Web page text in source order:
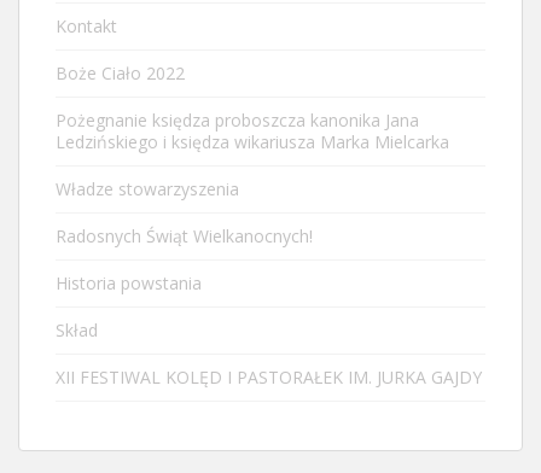
Kontakt
Boże Ciało 2022
Pożegnanie księdza proboszcza kanonika Jana
Ledzińskiego i księdza wikariusza Marka Mielcarka
Władze stowarzyszenia
Radosnych Świąt Wielkanocnych!
Historia powstania
Skład
XII FESTIWAL KOLĘD I PASTORAŁEK IM. JURKA GAJDY